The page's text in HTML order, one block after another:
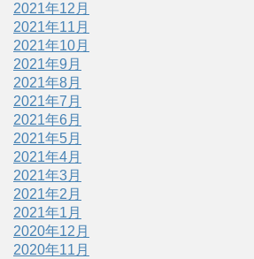
2021年12月
2021年11月
2021年10月
2021年9月
2021年8月
2021年7月
2021年6月
2021年5月
2021年4月
2021年3月
2021年2月
2021年1月
2020年12月
2020年11月